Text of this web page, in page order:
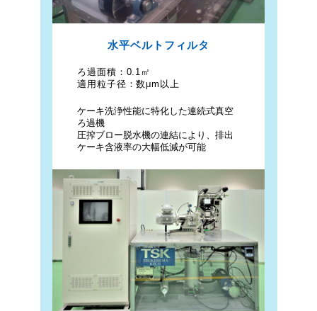
水平ベルトフィルタ
ろ過面積： 0.1㎡
適用粒子径：数μm以上
ケーキ洗浄性能に特化した連続式真空
ろ過機
圧搾ブロー脱水機の連結により、排出
ケーキ含液率の大幅低減が可能